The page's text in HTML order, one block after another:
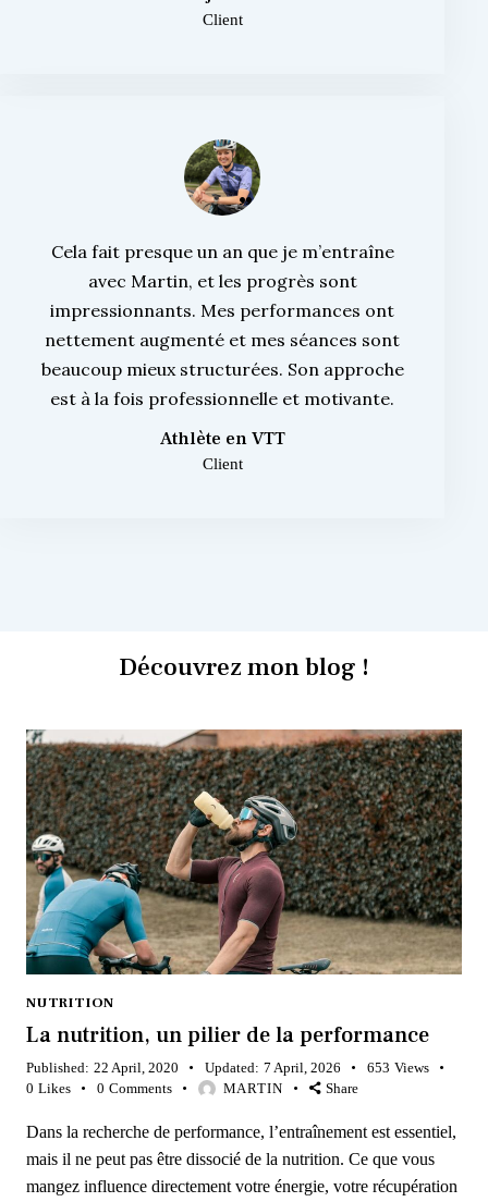
Client
Cela fait presque un an que je m’entraîne
avec Martin, et les progrès sont
impressionnants. Mes performances ont
nettement augmenté et mes séances sont
beaucoup mieux structurées. Son approche
est à la fois professionnelle et motivante.
Athlète en VTT
Client
Découvrez mon blog !
NUTRITION
La nutrition, un pilier de la performance
Published: 22 April, 2020 Updated: 7 April, 2026 653 Views
0 Likes 0 Comments MARTIN Share
Dans la recherche de performance, l’entraînement est essentiel,
mais il ne peut pas être dissocié de la nutrition. Ce que vous
mangez influence directement votre énergie, votre récupération